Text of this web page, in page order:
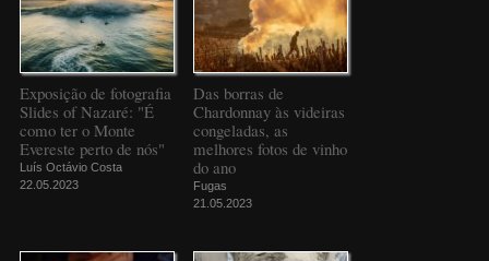
Exposição de fotografia
Slides of Nazaré: "É
como ter o Monte
Evereste perto de nós"
Luís Octávio Costa
22.05.2023
Das borras de
Chardonnay às videiras
congeladas, as
melhores fotos de vinho
do ano
Fugas
21.05.2023